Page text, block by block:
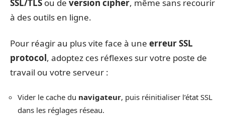
SSL/TLS ou de version cipher, même sans recourir
à des outils en ligne.
Pour réagir au plus vite face à une erreur SSL
protocol, adoptez ces réflexes sur votre poste de
travail ou votre serveur :
Vider le cache du navigateur, puis réinitialiser l’état SSL
dans les réglages réseau.